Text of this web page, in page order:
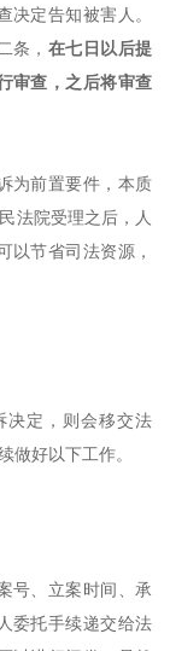
定告知被害人。
条， 在七日以后提
审查，之后将审查
为前置要件，本质
法院受理之后，人
以节省司法资源，
决定，则会移交法
做好以下工作。
号、立案时间、承
委托手续递交给法